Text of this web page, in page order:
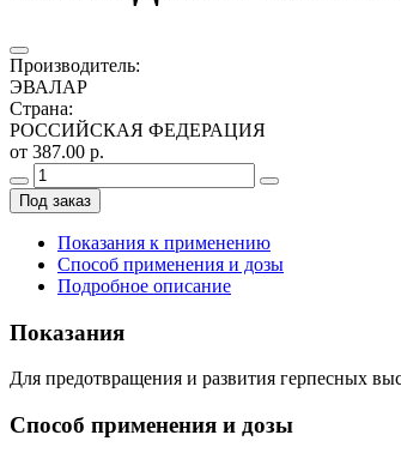
Производитель:
ЭВАЛАР
Страна:
РОССИЙСКАЯ ФЕДЕРАЦИЯ
от 387.00 р.
Под заказ
Показания к применению
Способ применения и дозы
Подробное описание
Показания
Для предотвращения и развития герпесных
Способ применения и дозы